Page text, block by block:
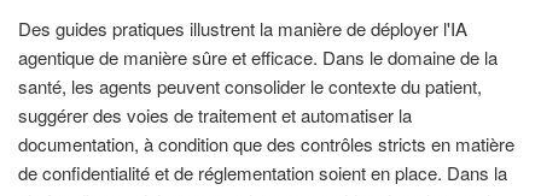
Des guides pratiques illustrent la manière de déployer l'IA
agentique de manière sûre et efficace. Dans le domaine de la
santé, les agents peuvent consolider le contexte du patient,
suggérer des voies de traitement et automatiser la
documentation, à condition que des contrôles stricts en matière
de confidentialité et de réglementation soient en place. Dans la